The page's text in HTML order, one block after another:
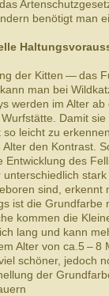
benötigt man
der Kit­ten — das
man bei
wer­den im Alter ab
Damit
leicht zu
den Kon­trast.
Entwick­lung des
sind, erkennt
ist die Grund­farbe
kom­men die
lang und kann
Alter von ca.5 –
schöner, jedoch
der